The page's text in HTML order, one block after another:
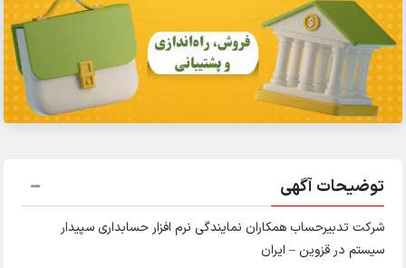
توضیحات آگهی
شرکت تدبیرحساب همکاران نمایندگی نرم افزار حسابداری سپیدار
سیستم در قزوین – ایران